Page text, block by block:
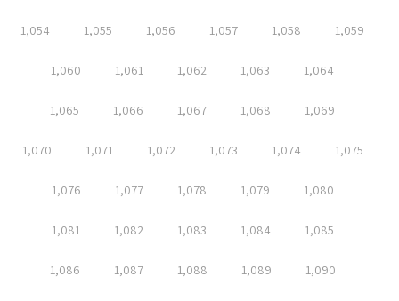
1,054 1,055 1,056 1,057 1,058 1,059
1,060 1,061 1,062 1,063 1,064
1,065 1,066 1,067 1,068 1,069
1,070 1,071 1,072 1,073 1,074 1,075
1,076 1,077 1,078 1,079 1,080
1,081 1,082 1,083 1,084 1,085
1,086 1,087 1,088 1,089 1,090